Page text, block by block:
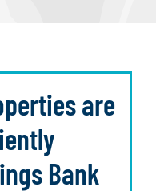
are
Bank